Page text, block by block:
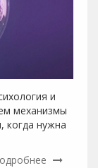
и
механизмы
когда нужна